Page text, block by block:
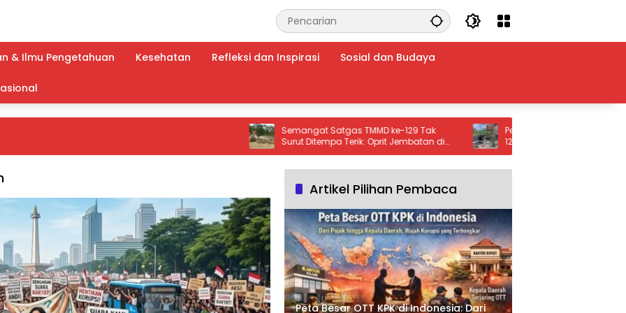
& Ilmu Pengetahuan Kesehatan Refleksi dan Inspirasi Sosial dan Budaya
Semangat Satgas TMMD ke-129 Tak
Surut Ditempa Terik: Oprit Jembatan di
Lhok Panah Dikebut Nyaris Rampung
Pengecoran Tiang Tandon Air
129 di Blang Cot Dikebut Satgas
Warga
Artikel Pilihan Pembaca
Peta Besar OTT KPK di Indonesia: Dari